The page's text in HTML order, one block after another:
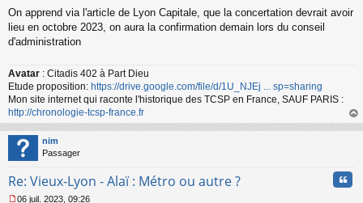
o
n
u
On apprend via l'article de Lyon Capitale, que la concertation devrait avoir
lieu en octobre 2023, on aura la confirmation demain lors du conseil
d'administration
Avatar : Citadis 402 à Part Dieu
Etude proposition: https://drive.google.com/file/d/1U_NJEj ... sp=sharing
Mon site internet qui raconte l'historique des TCSP en France, SAUF PARIS :
http://chronologie-tcsp-france.fr
au
nim
Passager
Re: Vieux-Lyon - Alaï : Métro ou autre ?
06 juil. 2023, 09:26